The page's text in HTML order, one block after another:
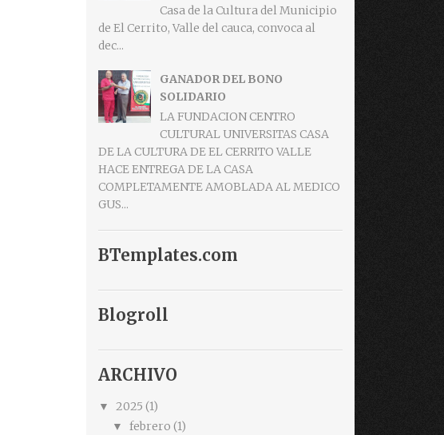
Casa de la Cultura del Municipio
de El Cerrito, Valle del cauca, convoca al
dec...
GANADOR DEL BONO
SOLIDARIO
LA FUNDACION CENTRO
CULTURAL UNIVERSITAS CASA
DE LA CULTURA DE EL CERRITO VALLE
HACE ENTREGA DE LA CASA
COMPLETAMENTE AMOBLADA AL MEDICO
GUS...
BTemplates.com
Blogroll
ARCHIVO
▼ 2025 (1)
▼ febrero (1)